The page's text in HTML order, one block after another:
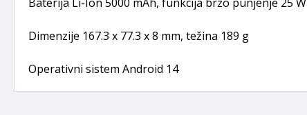
Dimenzije 167.3 x 77.3 x 8 mm, težina 189 g
Operativni sistem Android 14